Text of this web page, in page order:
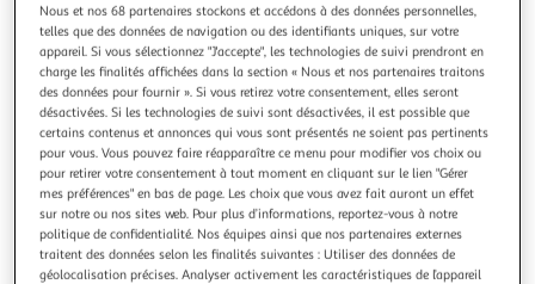
Illustration
précédente
Illustration
suivante
ATMOSPHERA
Pot pourri plantes séchées 140g ambre
Informations Techniques : Dimensions : L. 8 x l. 5 x H. 32 cm
Matière : Plantes séchées Spécificités : Parfum : Ambre Poids
: 0,14 kg Couleur : Jaune
En savoir +
Vendu par Paris Prix
Nous et nos 68 partenaires stockons et accédons à des données personnelles,
telles que des données de navigation ou des identifiants uniques, sur votre
appareil. Si vous sélectionnez "J'accepte", les technologies de suivi prendront en
charge les finalités affichées dans la section « Nous et nos partenaires traitons
des données pour fournir ». Si vous retirez votre consentement, elles seront
désactivées. Si les technologies de suivi sont désactivées, il est possible que
certains contenus et annonces qui vous sont présentés ne soient pas pertinents
pour vous. Vous pouvez faire réapparaître ce menu pour modifier vos choix ou
pour retirer votre consentement à tout moment en cliquant sur le lien "Gérer
mes préférences" en bas de page. Les choix que vous avez fait auront un effet
sur notre ou nos sites web. Pour plus d’informations, reportez-vous à notre
politique de confidentialité. Nos équipes ainsi que nos partenaires externes
traitent des données selon les finalités suivantes : Utiliser des données de
géolocalisation précises. Analyser activement les caractéristiques de l’appareil